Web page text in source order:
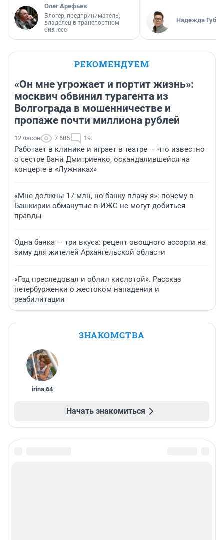
Олег Арефьев
Блогер, предприниматель,
владелец в транспортном
бизнесе
Надежда
РЕКОМЕНДУЕМ
«Он мне угрожает и портит жизнь»:
москвич обвинил турагента из
Волгограда в мошенничестве и
пропаже почти миллиона рублей
12 часов 7 685 19
Работает в клинике и играет в театре — что известно
о сестре Вани Дмитриенко, оскандалившейся на
концерте в «Лужниках»
«Мне должны 17 млн, но банку плачу я»: почему в
Башкирии обманутые в ИЖС не могут добиться
правды
Одна банка — три вкуса: рецепт овощного ассорти на
зиму для жителей Архангельской области
«Год преследовал и облил кислотой». Рассказ
петербурженки о жестоком нападении и
реабилитации
ЗНАКОМСТВА
irina,64
Начать знакомиться